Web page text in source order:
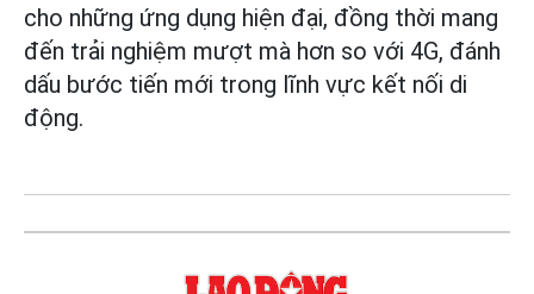
cho những ứng dụng hiện đại, đồng thời mang
đến trải nghiệm mượt mà hơn so với 4G, đánh
dấu bước tiến mới trong lĩnh vực kết nối di
động.